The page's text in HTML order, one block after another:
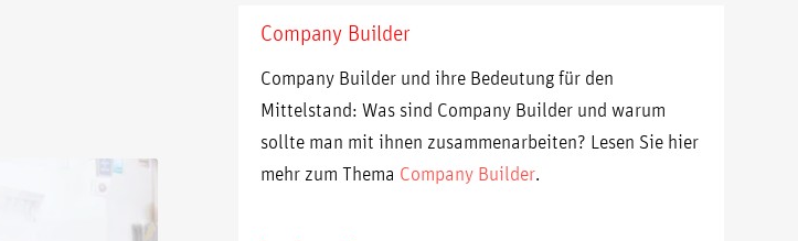
Company Builder
Company Builder und ihre Bedeutung für den
Mittelstand: Was sind Company Builder und warum
sollte man mit ihnen zusammenarbeiten? Lesen Sie hier
mehr zum Thema Company Builder.